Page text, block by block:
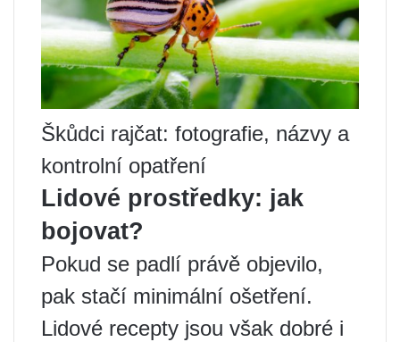
Škůdci rajčat: fotografie, názvy a
kontrolní opatření
Lidové prostředky: jak
bojovat?
Pokud se padlí právě objevilo,
pak stačí minimální ošetření.
Lidové recepty jsou však dobré i